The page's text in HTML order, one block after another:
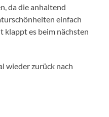
da die anhaltend
einfach
klappt es beim nächsten
wieder zurück nach